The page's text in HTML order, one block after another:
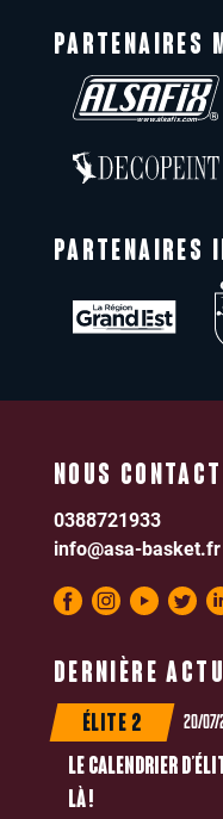
PARTENAIRES
PARTENAIRES
DERNIÈRE
ÉLITE 2 20/
LE CALENDRIER
LÀ !
NOUS
0388721933
info@asa-basket.fr